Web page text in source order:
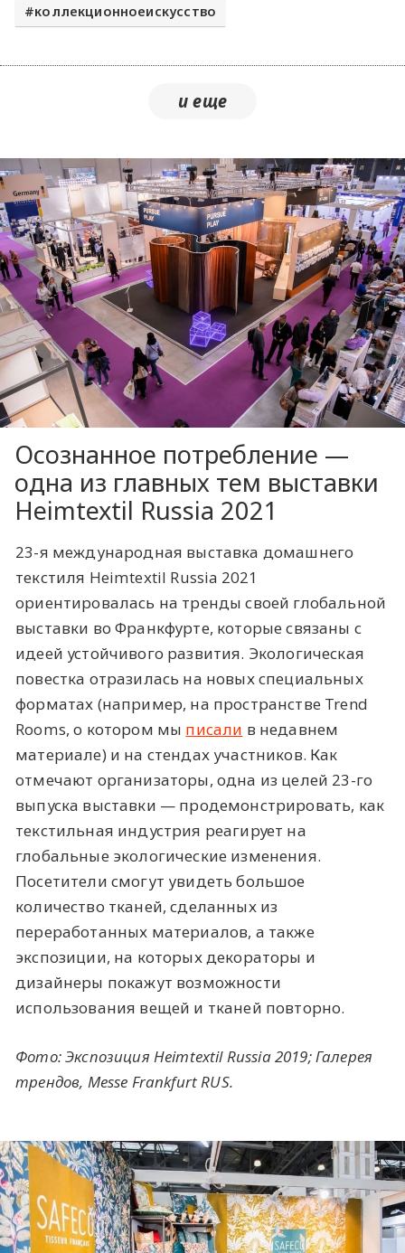
коллекционноеискусство
Осознанное потребление —
одна из главных тем выставки
Heimtextil Russia 2021
23-я международная выставка домашнего
текстиля Heimtextil Russia 2021
ориентировалась на тренды своей глобальной
выставки во Франкфурте, которые связаны с
идеей устойчивого развития. Экологическая
повестка отразилась на новых специальных
форматах (например, на пространстве Trend
Rooms, о котором мы писали в недавнем
материале) и на стендах участников. Как
отмечают организаторы, одна из целей 23-го
выпуска выставки — продемонстрировать, как
текстильная индустрия реагирует на
глобальные экологические изменения.
Посетители смогут увидеть большое
количество тканей, сделанных из
переработанных материалов, а также
экспозиции, на которых декораторы и
дизайнеры покажут возможности
использования вещей и тканей повторно.
Фото:Экспозиция Heimtextil Russia 2019; Галерея
трендов, Messe Frankfurt RUS.